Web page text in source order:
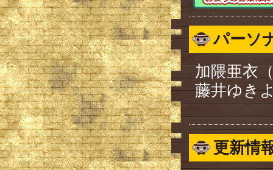
パーソ
加隈亜衣
藤井ゆき
更新情